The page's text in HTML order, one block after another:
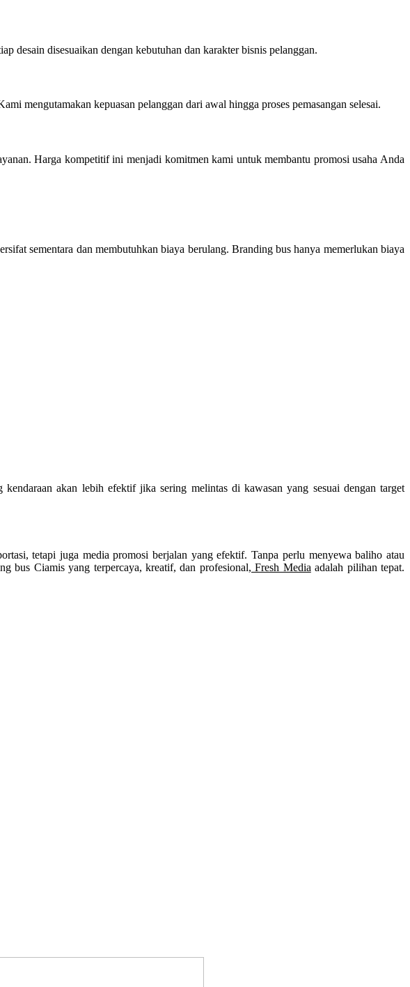
desain disesuaikan dengan kebutuhan dan karakter bisnis pelanggan.
mengutamakan kepuasan pelanggan dari awal hingga proses pemasangan selesai.
Harga kompetitif ini menjadi komitmen kami untuk membantu promosi usaha Anda
sementara dan membutuhkan biaya berulang. Branding bus hanya memerlukan biaya
akan lebih efektif jika sering melintas di kawasan yang sesuai dengan target
tetapi juga media promosi berjalan yang efektif. Tanpa perlu menyewa baliho atau
bus Ciamisyang terpercaya, kreatif, dan profesional, Fresh Media adalah pilihan tepat.